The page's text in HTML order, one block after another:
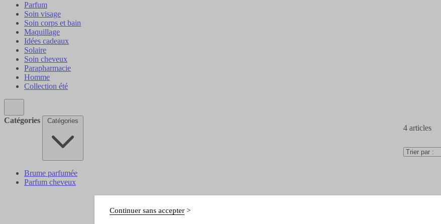
Parfum
Soin visage
Soin corps et bain
Maquillage
Idées cadeaux
Solaire
Soin cheveux
Parapharmacie
Homme
Collection été
Catégories Catégories
Brume parfumée
Parfum cheveux
4 articles
Continuer sans accepter